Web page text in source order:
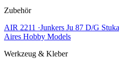
Zubehör
AIR 2211 ·Junkers Ju 87 D/G
Aires Hobby Models
Werkzeug & Kleber